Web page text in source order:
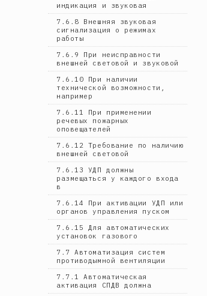
индикация и звуковая
7.6.8 Внешняя звуковая
сигнализация о режимах
работы
7.6.9 При неисправности
внешней световой и звуковой
7.6.10 При наличии
технической возможности,
например
7.6.11 При применении
речевых пожарных
оповещателей
7.6.12 Требование по наличию
внешней световой
7.6.13 УДП должны
размещаться у каждого входа
в
7.6.14 При активации УДП или
органов управления пуском
7.6.15 Для автоматических
установок газового
7.7 Автоматизация систем
противодымной вентиляции
7.7.1 Автоматическая
активация СПДВ должна